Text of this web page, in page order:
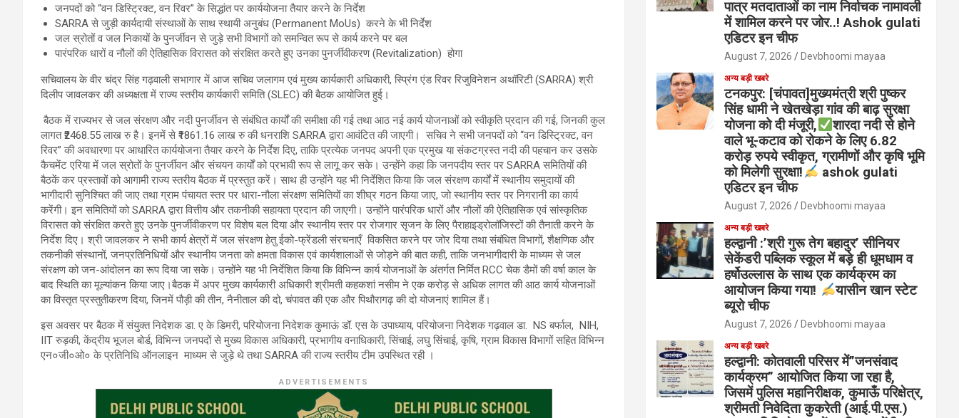
जनपदों को “वन डिस्ट्रिक्ट, वन रिवर” के सिद्धांत पर कार्ययोजना तैयार करने के निर्देश
SARRA से जुड़ी कार्यदायी संस्थाओं के साथ स्थायी अनुबंध (Permanent MoUs) करने के भी निर्देश
जल स्रोतों व जल निकायों के पुनर्जीवन से जुड़े सभी विभागों को समन्वित रूप से कार्य करने पर बल
पारंपरिक धारों व नौलों की ऐतिहासिक विरासत को संरक्षित करते हुए उनका पुनर्जीवीकरण (Revitalization) होगा
सचिवालय के वीर चंद्र सिंह गढ़वाली सभागार में आज सचिव जलागम एवं मुख्य कार्यकारी अधिकारी, स्प्रिंग एंड रिवर रिजुविनेशन अथॉरिटी (SARRA) श्री
दिलीप जावलकर की अध्यक्षता में राज्य स्तरीय कार्यकारी समिति (SLEC) की बैठक आयोजित हुई।
बैठक में राज्यभर से जल संरक्षण और नदी पुनर्जीवन से संबंधित कार्यों की समीक्षा की गई तथा आठ नई कार्य योजनाओं को स्वीकृति प्रदान की गई, जिनकी कुल
लागत ₹2468.55 लाख रु है। इनमें से ₹1861.16 लाख रु की धनराशि SARRA द्वारा आवंटित की जाएगी। सचिव ने सभी जनपदों को “वन डिस्ट्रिक्ट, वन
रिवर” की अवधारणा पर आधारित कार्ययोजना तैयार करने के निर्देश दिए, ताकि प्रत्येक जनपद अपनी एक प्रमुख या संकटग्रस्त नदी की पहचान कर उसके
कैचमेंट एरिया में जल स्रोतों के पुनर्जीवन और संचयन कार्यों को प्रभावी रूप से लागू कर सके। उन्होंने कहा कि जनपदीय स्तर पर SARRA समितियों की
बैठकें कर प्रस्तावों को आगामी राज्य स्तरीय बैठक में प्रस्तुत करें। साथ ही उन्होंने यह भी निर्देशित किया कि जल संरक्षण कार्यों में स्थानीय समुदायों की
भागीदारी सुनिश्चित की जाए तथा ग्राम पंचायत स्तर पर धारा-नौला संरक्षण समितियों का शीघ्र गठन किया जाए, जो स्थानीय स्तर पर निगरानी का कार्य
करेंगी। इन समितियों को SARRA द्वारा वित्तीय और तकनीकी सहायता प्रदान की जाएगी। उन्होंने पारंपरिक धारों और नौलों की ऐतिहासिक एवं सांस्कृतिक
विरासत को संरक्षित करते हुए उनके पुनर्जीवीकरण पर विशेष बल दिया और स्थानीय स्तर पर रोजगार सृजन के लिए पैराहाइड्रोलॉजिस्टों की तैनाती करने के
निर्देश दिए। श्री जावलकर ने सभी कार्य क्षेत्रों में जल संरक्षण हेतु ईको-फ्रेंडली संरचनाएँ विकसित करने पर जोर दिया तथा संबंधित विभागों, शैक्षणिक और
तकनीकी संस्थानों, जनप्रतिनिधियों और स्थानीय जनता को क्षमता विकास एवं कार्यशालाओं से जोड़ने की बात कही, ताकि जनभागीदारी के माध्यम से जल
संरक्षण को जन-आंदोलन का रूप दिया जा सके। उन्होंने यह भी निर्देशित किया कि विभिन्न कार्य योजनाओं के अंतर्गत निर्मित RCC चेक डैमों की वर्षा काल के
बाद स्थिति का मूल्यांकन किया जाए।बैठक में अपर मुख्य कार्यकारी अधिकारी श्रीमती कहकशां नसीम ने एक करोड़ से अधिक लागत की आठ कार्य योजनाओं
का विस्तृत प्रस्तुतीकरण दिया, जिनमें पौड़ी की तीन, नैनीताल की दो, चंपावत की एक और पिथौरागढ़ की दो योजनाएं शामिल हैं।
इस अवसर पर बैठक में संयुक्त निदेशक डा. ए के डिमरी, परियोजना निदेशक कुमाऊं डॉ. एस के उपाध्याय, परियोजना निदेशक गढ़वाल डा. NS बर्फाल, NIH,
IIT रुड़की, केंद्रीय भूजल बोर्ड, विभिन्न जनपदों से मुख्य विकास अधिकारी, प्रभागीय वनाधिकारी, सिंचाई, लघु सिंचाई, कृषि, ग्राम विकास विभागों सहित विभिन्न
एन०जी०ओ० के प्रतिनिधि ऑनलाइन माध्यम से जुड़े थे तथा SARRA की राज्य स्तरीय टीम उपस्थित रही ।
ADVERTISEMENTS
पात्र मतदाताओं का नाम निर्वाचक नामावली
में शामिल करने पर जोर..! Ashok gulati
एडिटर इन चीफ
August 7, 2026 Devbhoomi mayaa
अन्य बड़ी खबरे
टनकपुर: [चंपावत]मुख्यमंत्री श्री पुष्कर
सिंह धामी ने खेतखेड़ा गांव की बाढ़ सुरक्षा
योजना को दी मंजूरी,
शारदा नदी से होने
वाले भू-कटाव को रोकने के लिए 6.82
करोड़ रुपये स्वीकृत, ग्रामीणों और कृषि भूमि
को मिलेगी सुरक्षा!
ashok gulati
एडिटर इन चीफ
August 7, 2026 Devbhoomi mayaa
अन्य बड़ी खबरे
हल्द्वानी :’श्री गुरू तेग बहादुर’ सीनियर
सेकेंडरी पब्लिक स्कूल में बड़े ही धूमधाम व
हर्षोउल्लास के साथ एक कार्यक्रम का
आयोजन किया गया!
यासीन खान स्टेट
ब्यूरो चीफ
August 7, 2026 Devbhoomi mayaa
अन्य बड़ी खबरे
हल्द्वानी: कोतवाली परिसर में”जनसंवाद
कार्यक्रम” आयोजित किया जा रहा है,
जिसमें पुलिस महानिरीक्षक, कुमाऊँ परिक्षेत्र,
श्रीमती निवेदिता कुकरेती (आई.पी.एस.)